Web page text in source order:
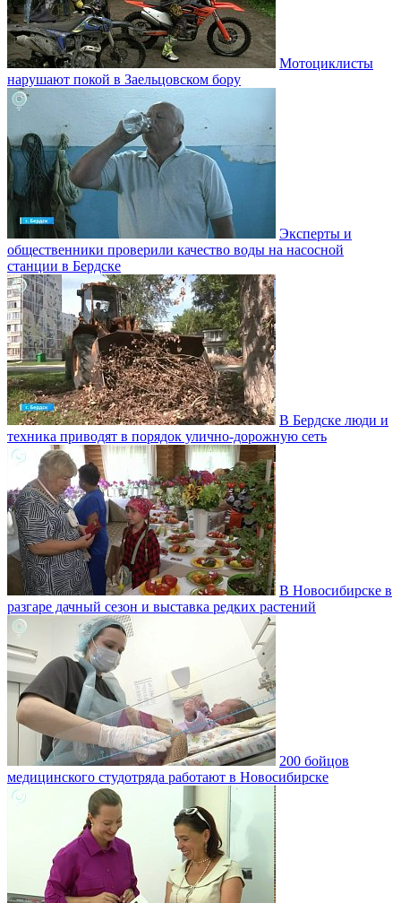
Мотоциклисты
нарушают покой в Заельцовском бору
Эксперты и
общественники проверили качество воды на насосной
станции в Бердске
В Бердске люди и
техника приводят в порядок улично‑дорожную сеть
В Новосибирске в
разгаре дачный сезон и выставка редких растений
200 бойцов
медицинского студотряда работают в Новосибирске